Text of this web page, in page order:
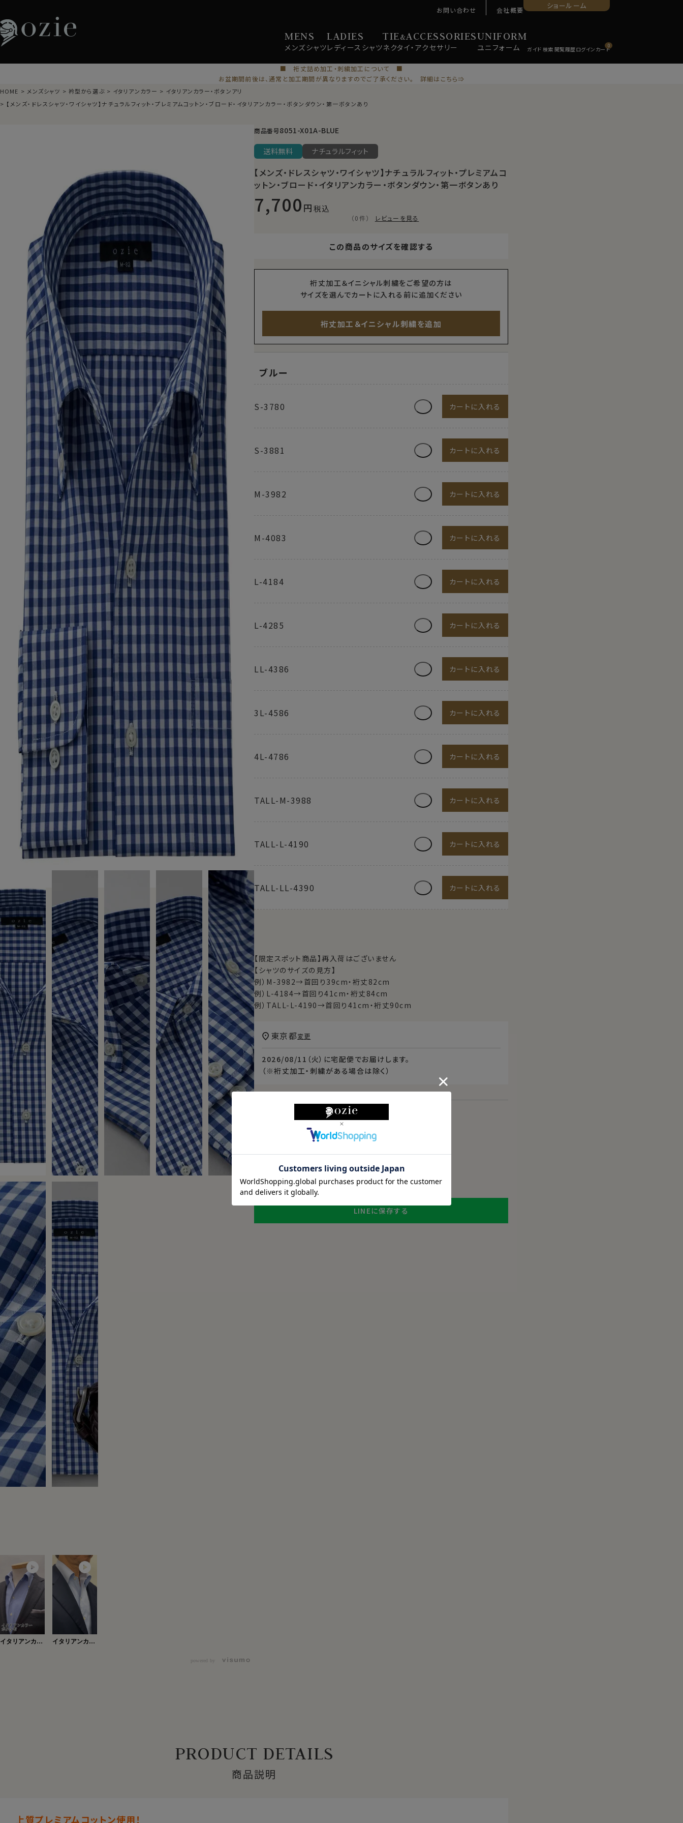
MENS
メンズシャツ
LADIES
レディース シャツ
TIE&ACCESSORIES
ネクタイ・ アクセサリー
UNIFORM
ユニ フォーム
お問い合わせ 会社概要 ショールーム
0
■ 裄丈詰め加工・刺繍加工について ■
お盆期間前後は、通常と加工期間が異なりますのでご了承ください。 詳細はこちら⇒
HOME メンズシャツ 衿型から選ぶ イタリアンカラー
イタリアンカラー・ボタンアリ
【メンズ・ドレスシャツ・ワイシャツ】ナチュラルフィット・プレミアムコットン・ブロード・イタリアンカラー・ボタンダウン・第一ボタンあり
イタリアンカラ
イタリアンカラ
powered by
商品番号8051-X01A-BLUE
送料無料 ナチュラルフィット
【メンズ・ドレスシャツ・ワイシャツ】ナチュラルフィット・プレミアムコ
ットン・ブロード・イタリアンカラー・ボタンダウン・第一ボタンあり
7,700 税込
（0件） レビューを見る
この商品のサイズを確認する
裄丈加工＆イニシャル刺繍をご希望の方は
サイズを選んでカートに入れる前に追加ください
裄丈加工＆イニシャル刺繍を追加
ブルー
S-3780 カートに入れる
S-3881 カートに入れる
M-3982 カートに入れる
M-4083 カートに入れる
L-4184 カートに入れる
L-4285 カートに入れる
LL-4386 カートに入れる
3L-4586 カートに入れる
4L-4786 カートに入れる
TALL-M-3988 カートに入れる
TALL-L-4190 カートに入れる
TALL-LL-4390 カートに入れる
【限定スポット商品】再入荷はございません
【シャツのサイズの見方】
例）M-3982→首回り39cm・裄丈82cm
例）L-4184→首回り41cm・裄丈84cm
例）TALL-L-4190→首回り41cm・裄丈90cm
2026/08/11（火） に宅配便 でお届けします。
（※裄丈加工・刺繍がある場合は除く）
東京都変更
スタイル・サイズについて詳しく見る
商品についてのお問い合わせ
LINEに保存する
PRODUCT DETAILS
商品説明
上質プレミアムコットン使用！